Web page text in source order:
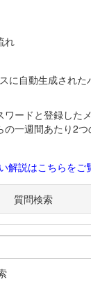
れ
に自動生成された
ードと登録した
の一週間あたり2
解説はこちらをご
質問検索